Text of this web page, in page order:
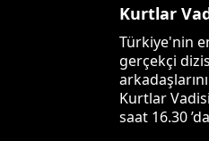
Kurtlar
Türkiye'nin
gerçekçi
Kurtlar
saat 16.30